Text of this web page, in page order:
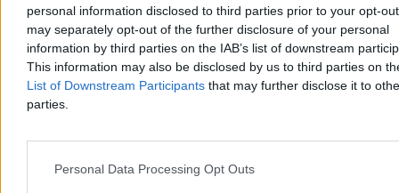
personal information disclosed to third parties prior to your opt-
may separately opt-out of the further disclosure of your personal
information by third parties on the IAB’s list of downstream
This information may also be disclosed by us to third parties on
List of Downstream Participants that may further disclose it to
parties.
Personal Data Processing Opt Outs